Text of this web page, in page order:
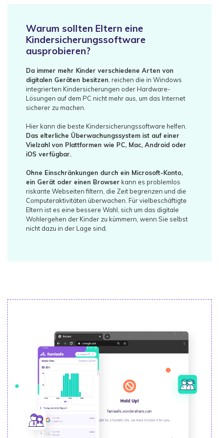
Warum sollten Eltern eine
Kindersicherungssoftware
ausprobieren?
Da immer mehr Kinder verschiedene Arten von
digitalen Geräten besitzen , reichen die in Windows
integrierten Kindersicherungen oder Hardware-
Lösungen auf dem PC nicht mehr aus, um das Internet
sicherer zu machen.
Hier kann die beste Kindersicherungssoftware helfen.
Das elterliche Überwachungssystem ist auf einer
Vielzahl von Plattformen wie PC, Mac, Android oder
iOS verfügbar.
Ohne Einschränkungen durch ein Microsoft-Konto,
ein Gerät oder einen Browser kann es problemlos
riskante Webseiten filtern, die Zeit begrenzen und die
Computeraktivitäten überwachen. Für vielbeschäftigte
Eltern ist es eine bessere Wahl, sich um das digitale
Wohlergehen der Kinder zu kümmern, wenn Sie selbst
nicht dazu in der Lage sind.